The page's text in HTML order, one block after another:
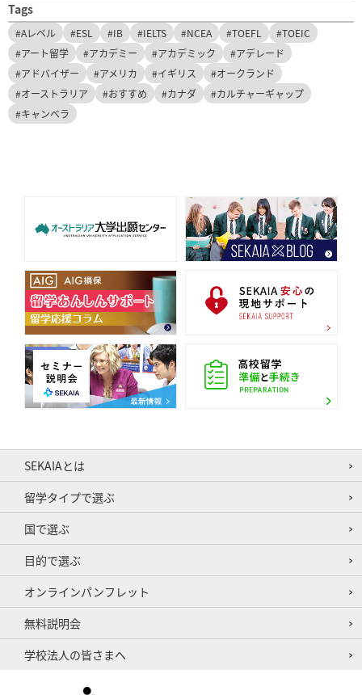
Tags
#Aレベル #ESL #IB #IELTS #NCEA #TOEFL
#TOEIC
#アート留学
#アカデミー #アカデミック
#アデレード
#アドバイザー
#アメリカ #イギリス
#オークランド
#オーストラリア
#おすすめ #カナダ
#カルチャーギャップ
#キャンベラ
SEKAIAとは
留学タイプで選ぶ
国で選ぶ
目的で選ぶ
オンラインパンフレット
無料説明会
学校法人の皆さまへ